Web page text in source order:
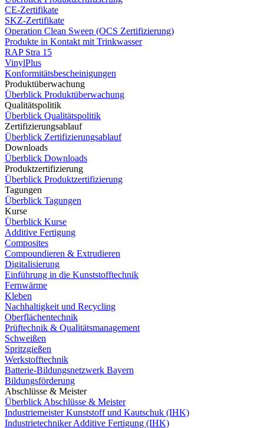
CE-Zertifikate
SKZ-Zertifikate
Operation Clean Sweep (OCS Zertifizierung)
Produkte in Kontakt mit Trinkwasser
RAP Stra 15
VinylPlus
Konformitätsbescheinigungen
Produktüberwachung
Überblick Produktüberwachung
Qualitätspolitik
Überblick Qualitätspolitik
Zertifizierungsablauf
Überblick Zertifizierungsablauf
Downloads
Überblick Downloads
Produktzertifizierung
Überblick Produktzertifizierung
Tagungen
Überblick Tagungen
Kurse
Überblick Kurse
Additive Fertigung
Composites
Compoundieren & Extrudieren
Digitalisierung
Einführung in die Kunststofftechnik
Fernwärme
Kleben
Nachhaltigkeit und Recycling
Oberflächentechnik
Prüftechnik & Qualitätsmanagement
Schweißen
Spritzgießen
Werkstofftechnik
Batterie-Bildungsnetzwerk Bayern
Bildungsförderung
Abschlüsse & Meister
Überblick Abschlüsse & Meister
Industriemeister Kunststoff und Kautschuk (IHK)
Industrietechniker Additive Fertigung (IHK)